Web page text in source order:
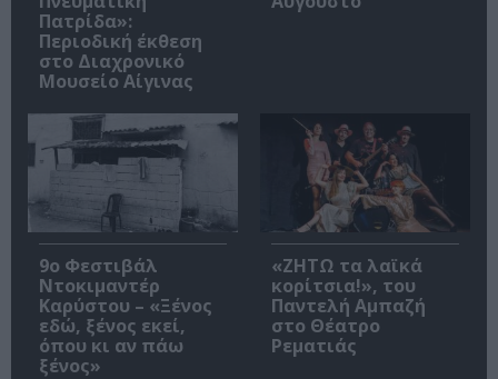
Πατρίδα»:
Περιοδική έκθεση
στο Διαχρονικό
Μουσείο Αίγινας
9ο Φεστιβάλ
Ντοκιμαντέρ
Καρύστου – «Ξένος
εδώ, ξένος εκεί,
όπου κι αν πάω
ξένος»
«ΖΗΤΩ τα λαϊκά
κορίτσια!», του
Παντελή Αμπαζή
στο Θέατρο
Ρεματιάς